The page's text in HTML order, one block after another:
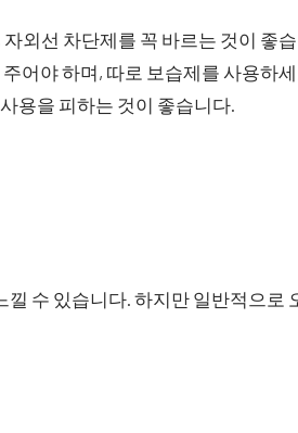
외선 차단제를 꼭 바르는 것이 좋
어야 하며, 따로 보습제를 사용하
용을 피하는 것이 좋습니다.
수 있습니다. 하지만 일반적으로